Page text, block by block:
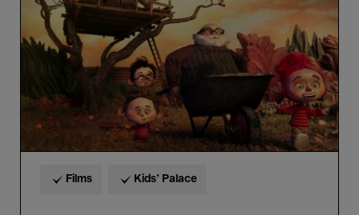
Patrik
Pass
Jr,
Rozec,
David
Súkup
Films Kids’ Palace